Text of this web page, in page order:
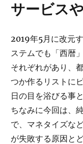
サービス
2019年5月に改元
ステムでも「西暦
それぞれがあり、
つか作るリストに
日の目を浴びる事
ちなみに今回は、
で、マネタイズな
が失敗する原因と